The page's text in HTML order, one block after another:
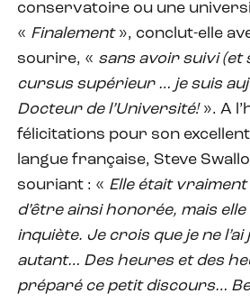
conservatoire ou une
« Finalement», conclut-elle
sourire, « sans avoir suivi (et
cursus supérieur … je suis
Docteur de l’Université! ». A
félicitations pour son
langue française, Steve
souriant : « Elle était vraiment
d’être ainsi honorée, mais
inquiète. Je crois que je ne
autant… Des heures et des
préparé ce petit discours…